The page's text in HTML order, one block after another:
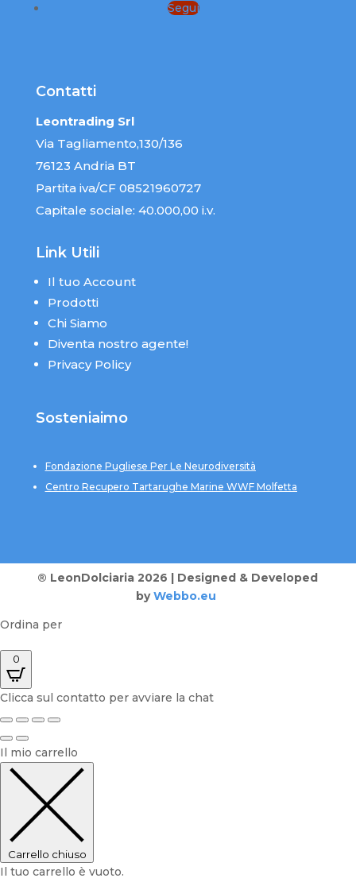
Segui
Contatti
Leontrading Srl
Via Tagliamento,130/136
76123 Andria BT
Partita iva/CF 08521960727
Capitale sociale: 40.000,00 i.v.
Link Utili
Il tuo Account
Prodotti
Chi Siamo
Diventa nostro agente!
Privacy Policy
Sosteniaimo
Fondazione Pugliese Per Le Neurodiversità
Centro Recupero Tartarughe Marine WWF Molfetta
® LeonDolciaria 2026 | Designed & Developed
by Webbo.eu
Ordina per
0
Clicca sul contatto per avviare la chat
Il mio carrello
Carrello chiuso
Il tuo carrello è vuoto.